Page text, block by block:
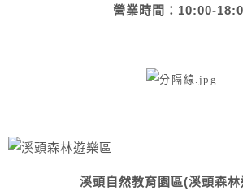
營業時間：10:00-
溪頭自然教育園區(溪頭森